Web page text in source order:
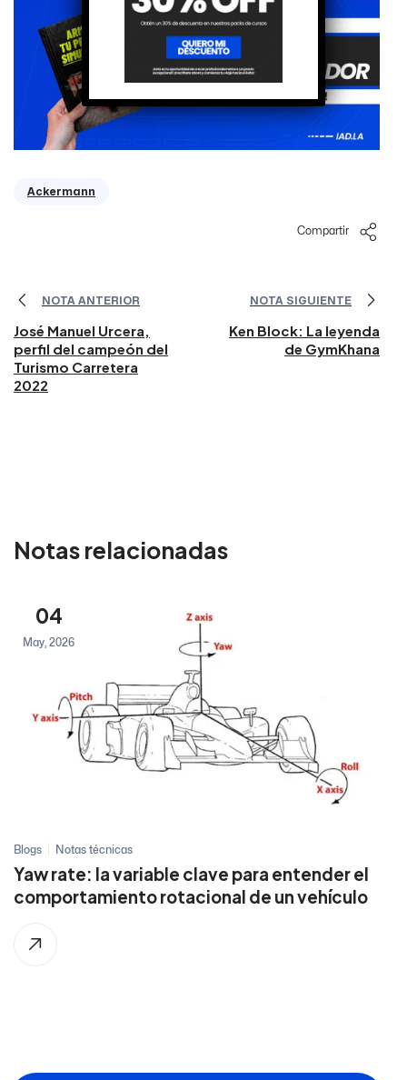
Ackermann
Compartir
NOTA ANTERIOR
José Manuel Urcera,
perfil del campeón del
Turismo Carretera
2022
NOTA SIGUIENTE
Ken Block: La leyenda
de GymKhana
Notas relacionadas
04
May, 2026
Blogs Notas técnicas
Yaw rate: la variable clave para entender el
comportamiento rotacional de un vehículo